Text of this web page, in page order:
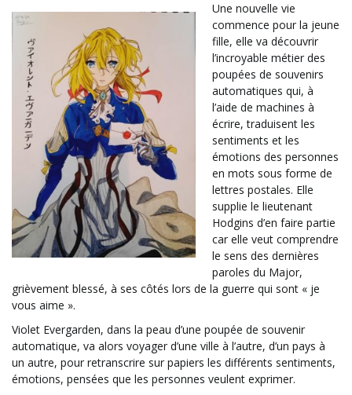
Une nouvelle vie
commence pour la jeune
fille, elle va découvrir
l’incroyable métier des
poupées de souvenirs
automatiques qui, à
l’aide de machines à
écrire, traduisent les
sentiments et les
émotions des personnes
en mots sous forme de
lettres postales. Elle
supplie le lieutenant
Hodgins d’en faire partie
car elle veut comprendre
le sens des dernières
paroles du Major,
grièvement blessé, à ses côtés lors de la guerre qui sont « je
vous aime ».
Violet Evergarden, dans la peau d’une poupée de souvenir
automatique, va alors voyager d’une ville à l’autre, d’un pays à
un autre, pour retranscrire sur papiers les différents sentiments,
émotions, pensées que les personnes veulent exprimer.